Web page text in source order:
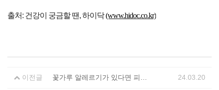
출처: 건강이 궁금할 땐, 하이닥(www.hidoc.co.kr)
이전글 24.03.20